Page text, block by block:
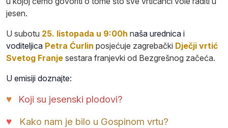
jesen.
U subotu 25. listopada u 9:00h naša urednica i
voditeljica Petra Ćurlin posjećuje zagrebački Dječji vrtić
Svetog Franje sestara franjevki od Bezgrešnog začeća.
U emisiji doznajte:
♥
Koji su jesenski plodovi?
♥
Kako nam je bilo u Gospinom vrtu?